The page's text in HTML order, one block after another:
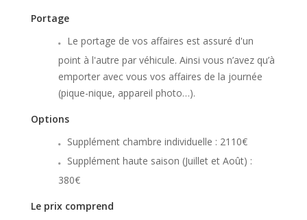
Portage
Le portage de vos affaires est assuré d'un
point à l'autre par véhicule. Ainsi vous n’avez qu’à
emporter avec vous vos affaires de la journée
(pique-nique, appareil photo…).
Options
Supplément chambre individuelle : 2110€
Supplément haute saison (Juillet et Août) :
380€
Le prix comprend